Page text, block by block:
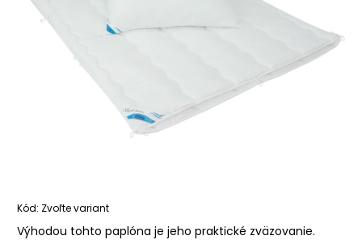
Kód: Zvoľte variant
Výhodou tohto paplóna je jeho praktické zväzovanie.